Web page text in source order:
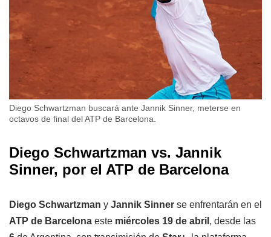
Diego Schwartzman buscará ante Jannik Sinner, meterse en
octavos de final del ATP de Barcelona.
Diego Schwartzman vs. Jannik
Sinner, por el ATP de Barcelona
Diego Schwartzman y Jannik Sinner se enfrentarán en el
ATP de Barcelona este miércoles 19 de abril , desde las